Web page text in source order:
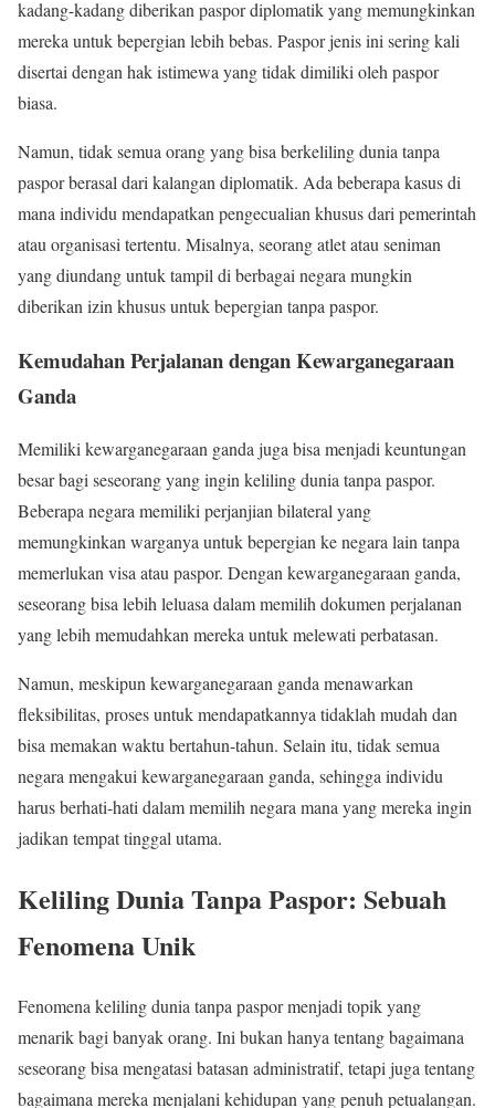
kadang-kadang diberikan paspor diplomatik yang memungkinkan
mereka untuk bepergian lebih bebas. Paspor jenis ini sering kali
disertai dengan hak istimewa yang tidak dimiliki oleh paspor
biasa.
Namun, tidak semua orang yang bisa berkeliling dunia tanpa
paspor berasal dari kalangan diplomatik. Ada beberapa kasus di
mana individu mendapatkan pengecualian khusus dari pemerintah
atau organisasi tertentu. Misalnya, seorang atlet atau seniman
yang diundang untuk tampil di berbagai negara mungkin
diberikan izin khusus untuk bepergian tanpa paspor.
Kemudahan Perjalanan dengan Kewarganegaraan
Ganda
Memiliki kewarganegaraan ganda juga bisa menjadi keuntungan
besar bagi seseorang yang ingin keliling dunia tanpa paspor.
Beberapa negara memiliki perjanjian bilateral yang
memungkinkan warganya untuk bepergian ke negara lain tanpa
memerlukan visa atau paspor. Dengan kewarganegaraan ganda,
seseorang bisa lebih leluasa dalam memilih dokumen perjalanan
yang lebih memudahkan mereka untuk melewati perbatasan.
Namun, meskipun kewarganegaraan ganda menawarkan
fleksibilitas, proses untuk mendapatkannya tidaklah mudah dan
bisa memakan waktu bertahun-tahun. Selain itu, tidak semua
negara mengakui kewarganegaraan ganda, sehingga individu
harus berhati-hati dalam memilih negara mana yang mereka ingin
jadikan tempat tinggal utama.
Keliling Dunia Tanpa Paspor: Sebuah
Fenomena Unik
Fenomena keliling dunia tanpa paspor menjadi topik yang
menarik bagi banyak orang. Ini bukan hanya tentang bagaimana
seseorang bisa mengatasi batasan administratif, tetapi juga tentang
bagaimana mereka menjalani kehidupan yang penuh petualangan.